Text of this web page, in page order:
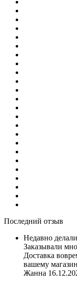
Последний отзыв
Недавно
Заказывали
Доставка
вашему
Жанна